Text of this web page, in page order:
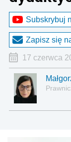
Subskrybuj
Zapisz się
17 czerwca